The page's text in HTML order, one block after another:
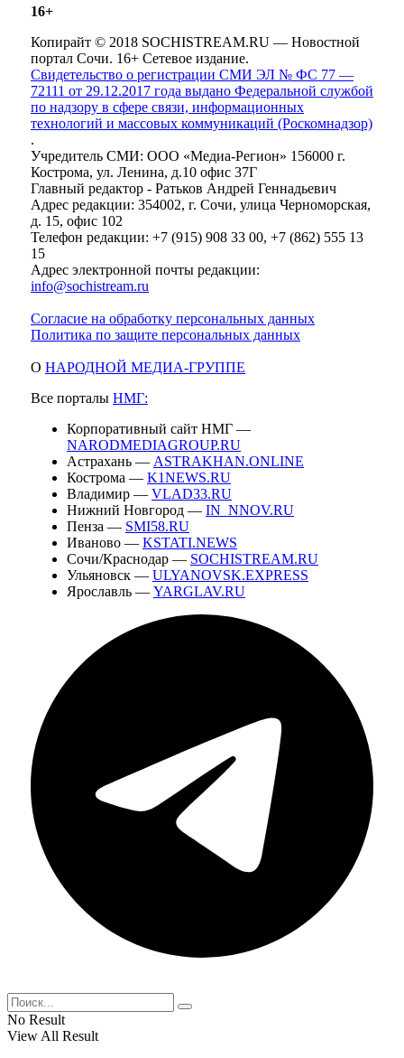
16+
Копирайт © 2018 SOCHISTREAM.RU — Новостной
портал Сочи. 16+ Сетевое издание.
Свидетельство о регистрации СМИ ЭЛ № ФС 77 —
72111 от 29.12.2017 года выдано Федеральной службой
по надзору в сфере связи, информационных
технологий и массовых коммуникаций (Роскомнадзор)
.
Учредитель СМИ: ООО «Медиа-Регион» 156000 г.
Кострома, ул. Ленина, д.10 офис 37Г
Главный редактор - Ратьков Андрей Геннадьевич
Адрес редакции: 354002, г. Сочи, улица Черноморская,
д. 15, офис 102
Телефон редакции: +7 (915) 908 33 00, +7 (862) 555 13
15
Адрес электронной почты редакции:
info@sochistream.ru
Согласие на обработку персональных данных
Политика по защите персональных данных
О НАРОДНОЙ МЕДИА-ГРУППЕ
Все порталы НМГ:
Корпоративный сайт НМГ —
NARODMEDIAGROUP.RU
Астрахань — ASTRAKHAN.ONLINE
Кострома — K1NEWS.RU
Владимир — VLAD33.RU
Нижний Новгород — IN_NNOV.RU
Пенза — SMI58.RU
Иваново — KSTATI.NEWS
Сочи/Краснодар — SOCHISTREAM.RU
Ульяновск — ULYANOVSK.EXPRESS
Ярославль — YARGLAV.RU
No Result
View All Result